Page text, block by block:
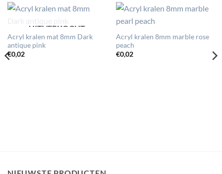
UITVERKOCHT
Acryl kralen mat 8mm Dark
antique pink
€0,02
Acryl kralen 8mm marble rose
peach
€0,02